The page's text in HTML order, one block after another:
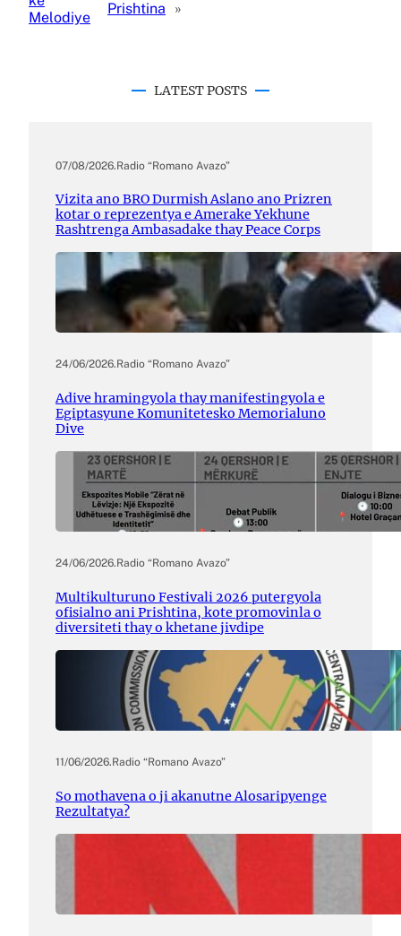
Melodiye
Prishtina
»
LATEST POSTS
07/08/2026.Radio “Romano Avazo”
Vizita ano BRO Durmish Aslano ano Prizren
kotar o reprezentya e Amerake Yekhune
Rashtrenga Ambasadake thay Peace Corps
24/06/2026.Radio “Romano Avazo”
Adive hramingyola thay manifestingyola e
Egiptasyune Komunitetesko Memorialuno
Dive
24/06/2026.Radio “Romano Avazo”
Multikulturuno Festivali 2026 putergyola
ofisialno ani Prishtina, kote promovinla o
diversiteti thay o khetane jivdipe
11/06/2026.Radio “Romano Avazo”
So mothavena o ji akanutne Alosaripyenge
Rezultatya?